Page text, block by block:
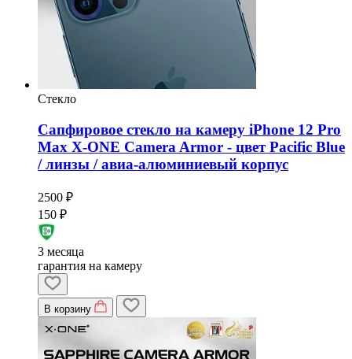
Стекло
Сапфировое стекло на камеру iPhone 12 Pro
Max X-ONE Camera Armor - цвет Pacific Blue
/ линзы / авиа-алюминиевый корпус
2500 ₽
150 ₽
3 месяца
гарантия на камеру
В корзину